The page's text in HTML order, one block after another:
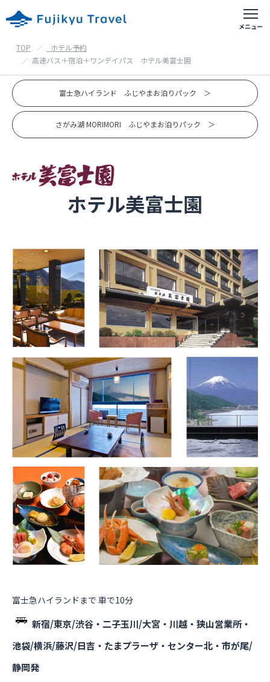
お問い合わせ マイページ
富士急おすすめアクティビティ
出発地別の旅行
首都圏出発の旅行
東京都・神奈川県・埼玉県・千葉県等
山梨県出発の旅行
甲府・富士吉田等
静岡県出発の旅行
ホテル予約
高速バス予約
フジムスビ
TOP
_ホテル予約
高速バス＋宿泊＋ワンデイパス ホテル美富士園
富士急ハイランド ふじやまお泊りパック ＞
さがみ湖 MORIMORI ふじやまお泊りパック ＞
ホテル美富士園
富士急ハイランドまで 車で10分
新宿/東京/渋谷・二子玉川/大宮・川越・狭山営業所・
池袋/横浜/藤沢/日吉・たまプラーザ・センター北・市が尾/
静岡発